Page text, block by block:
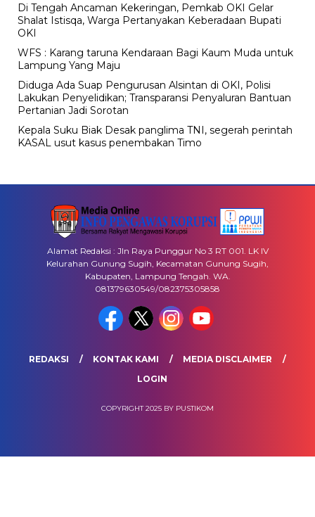
Di Tengah Ancaman Kekeringan, Pemkab OKI Gelar
Shalat Istisqa, Warga Pertanyakan Keberadaan Bupati
OKI
WFS : Karang taruna Kendaraan Bagi Kaum Muda untuk
Lampung Yang Maju
Diduga Ada Suap Pengurusan Alsintan di OKI, Polisi
Lakukan Penyelidikan; Transparansi Penyaluran Bantuan
Pertanian Jadi Sorotan
Kepala Suku Biak Desak panglima TNI, segerah perintah
KASAL usut kasus penembakan Timo
Alamat Redaksi : Jln Raya Punggur No 3 RT 001. LK IV
Kelurahan Gunung Sugih, Kecamatan Gunung Sugih,
Kabupaten, Lampung Tengah. WA.
081379630549/082375305858
REDAKSI KONTAK KAMI
MEDIA DISCLAIMER
LOGIN
COPYRIGHT 2025 BY PUSTIKOM